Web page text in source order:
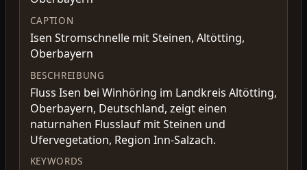
CAPTION
Isen Stromschnelle mit Steinen, Altötting,
Oberbayern
BESCHREIBUNG
Fluss Isen bei Winhöring im Landkreis Altötting,
Oberbayern, Deutschland, zeigt einen
naturnahen Flusslauf mit Steinen und
Ufervegetation, Region Inn-Salzach.
KEYWORDS